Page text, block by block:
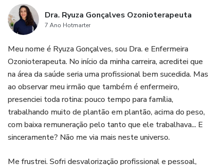
Dra. Ryuza Gonçalves Ozonioterapeuta
7 Ano Hotmarter
Meu nome é Ryuza Gonçalves, sou Dra. e Enfermeira
Ozonioterapeuta. No início da minha carreira, acreditei que
na área da saúde seria uma profissional bem sucedida. Mas
ao observar meu irmão que também é enfermeiro,
presenciei toda rotina: pouco tempo para família,
trabalhando muito de plantão em plantão, acima do peso,
com baixa remuneração pelo tanto que ele trabalhava... E
sinceramente? Não me via mais neste universo.
Me frustrei. Sofri desvalorização profissional e pessoal,